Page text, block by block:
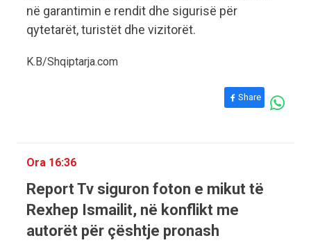
në garantimin e rendit dhe sigurisë për
qytetarët, turistët dhe vizitorët.
K.B/Shqiptarja.com
Share
Ora 16:36
Report Tv siguron foton e mikut të
Rexhep Ismailit, në konflikt me
autorët për çështje pronash